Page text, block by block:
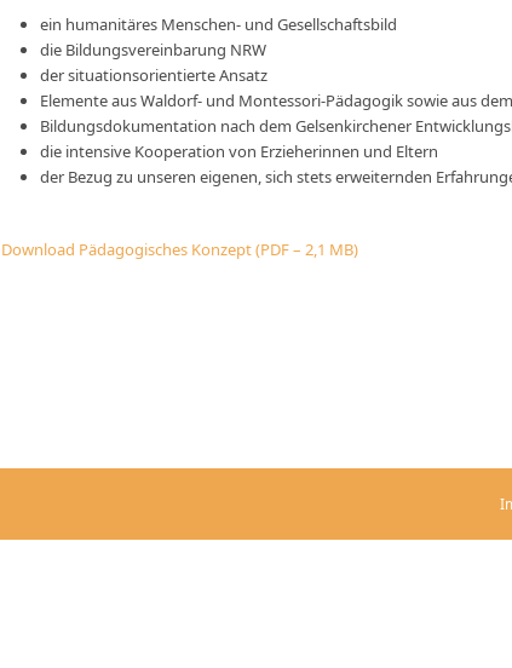
ein humanitäres Menschen- und Gesellschaftsbild
die Bildungsvereinbarung NRW
der situationsorientierte Ansatz
Elemente aus Waldorf- und Montessori-Pädagogik sowie aus
Bildungsdokumentation nach dem Gelsenkirchener
die intensive Kooperation von Erzieherinnen und Eltern
der Bezug zu unseren eigenen, sich stets erweiternden
Download Pädagogisches Konzept (PDF – 2,1 MB)